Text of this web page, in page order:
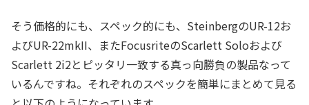
そう価格的にも、スペック的にも、SteinbergのUR-12お
よびUR-22mkII、またFocusriteのScarlett Soloおよび
Scarlett 2i2とピッタリ一致する真っ向勝負の製品なって
いるんですね。それぞれのスペックを簡単にまとめて見る